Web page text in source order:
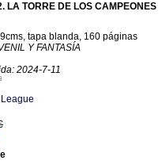
LA TORRE DE LOS CAMPEONES
tapa blanda, 160 páginas
Y FANTASÍA
2024-7-11